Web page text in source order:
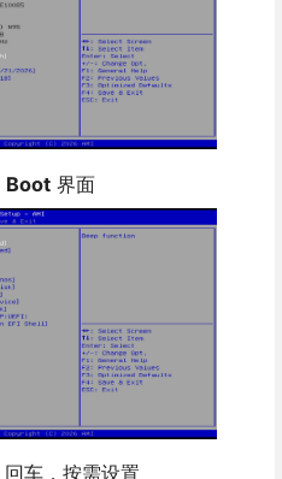
Boot 界面
回车，按需设置